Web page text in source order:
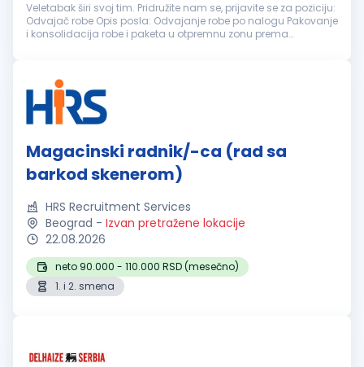
Veletabak širi svoj tim. Pridružite nam se, prijavite se za poziciju:
Odvajač robe Opis posla: Odvajanje robe po nalogu Pakovanje
i konsolidacija robe i paketa u otpremnu zonu prema
Magacinski radnik/-ca (rad sa
barkod skenerom)
HRS Recruitment Services
Beograd - Izvan pretražene lokacije
22.08.2026
neto 90.000 - 110.000 RSD (mesečno)
1. i 2. smena